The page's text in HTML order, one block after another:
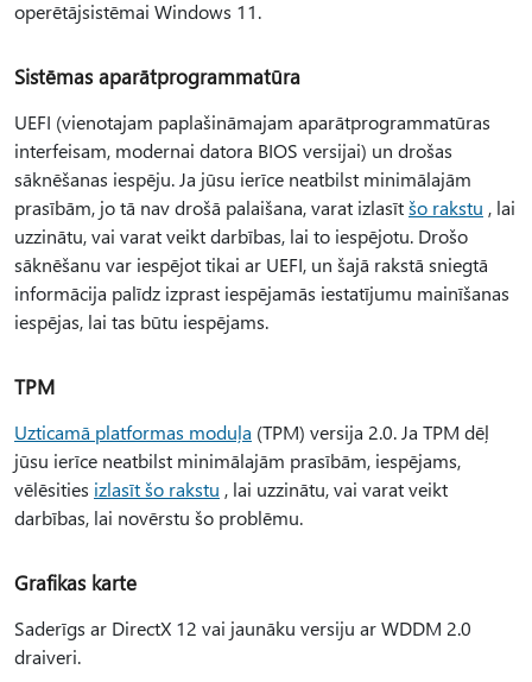
operētājsistēmai Windows 11.
Sistēmas aparātprogrammatūra
UEFI (vienotajam paplašināmajam aparātprogrammatūras
interfeisam, modernai datora BIOS versijai) un drošas
sāknēšanas iespēju. Ja jūsu ierīce neatbilst minimālajām
prasībām, jo tā nav drošā palaišana, varat izlasītšo rakstu , lai
uzzinātu, vai varat veikt darbības, lai to iespējotu. Drošo
sāknēšanu var iespējot tikai ar UEFI, un šajā rakstā sniegtā
informācija palīdz izprast iespējamās iestatījumu mainīšanas
iespējas, lai tas būtu iespējams.
TPM
Uzticamā platformas moduļa (TPM) versija 2.0. Ja TPM dēļ
jūsu ierīce neatbilst minimālajām prasībām, iespējams,
vēlēsities izlasīt šo rakstu , lai uzzinātu, vai varat veikt
darbības, lai novērstu šo problēmu.
Grafikas karte
Saderīgs ar DirectX 12 vai jaunāku versiju ar WDDM 2.0
draiveri.